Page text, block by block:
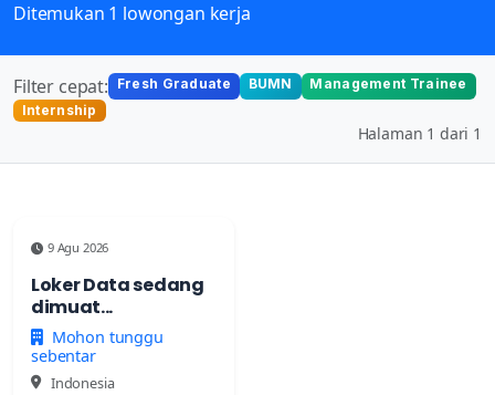
Ditemukan 1 lowongan kerja
Filter cepat: Fresh Graduate BUMN
Management Trainee
Internship
Halaman 1 dari 1
9 Agu 2026
Loker Data sedang
dimuat...
Mohon tunggu
sebentar
Indonesia